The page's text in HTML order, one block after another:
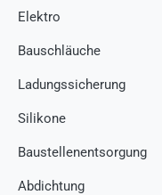
Elektro
Bauschläuche
Ladungssicherung
Silikone
Baustellenentsorgung
Abdichtung